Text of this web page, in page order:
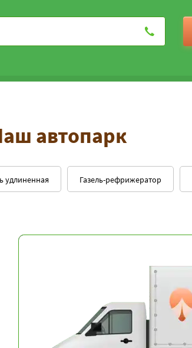
автопарк
удлиненная Газель-рефрижератор